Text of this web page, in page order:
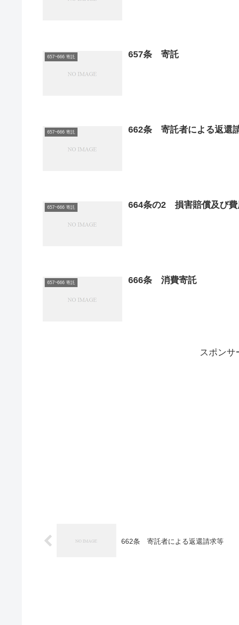
657~666 寄託 657条 寄託
657~666 寄託 662条 寄託者による返還
657~666 寄託 664条の2 損害賠償及び費
657~666 寄託 666条 消費寄託
スポンサ
662条 寄託者による返還請求等